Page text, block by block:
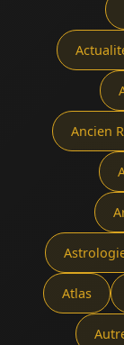
Ancien
Atlas